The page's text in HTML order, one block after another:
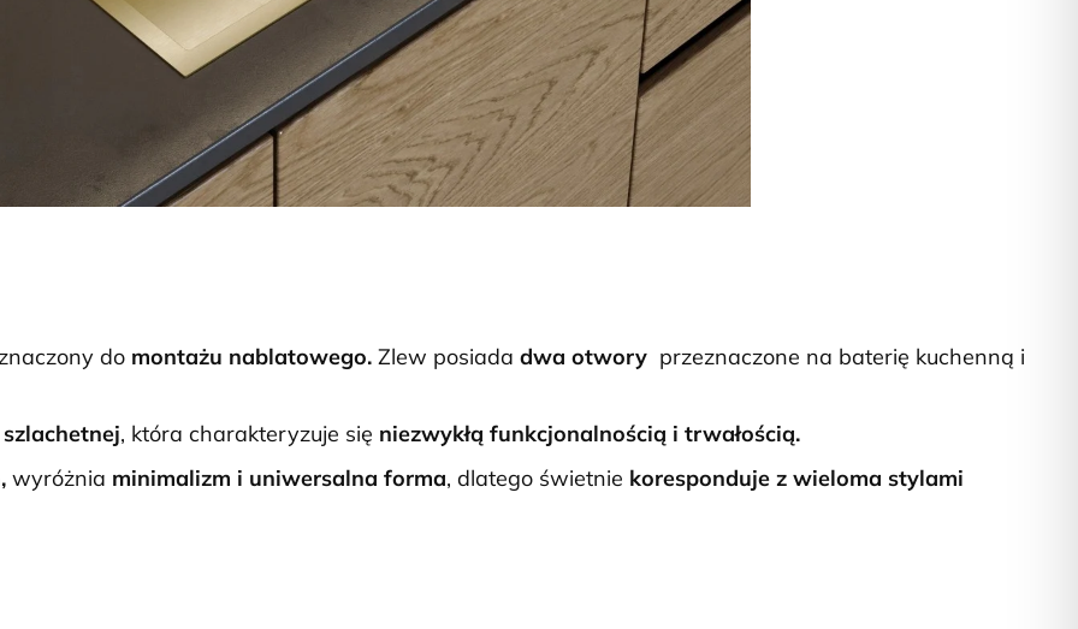
do montażu nablatowego. Zlew posiada dwa otwory przeznaczone na baterię kuchenną i
, która charakteryzuje się niezwykłą funkcjonalnością i trwałością.
wyróżnia minimalizm i uniwersalna forma, dlatego świetnie koresponduje z wieloma stylami